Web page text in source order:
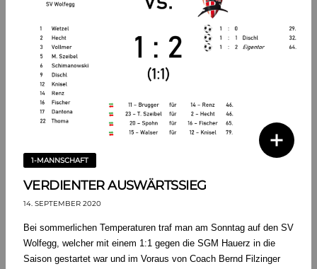
1-MANNSCHAFT
VERDIENTER AUSWÄRTSSIEG
14. SEPTEMBER 2020
Bei sommerlichen Temperaturen traf man am Sonntag auf den SV
Wolfegg, welcher mit einem 1:1 gegen die SGM Hauerz in die
Saison gestartet war und im Voraus von Coach Bernd Filzinger